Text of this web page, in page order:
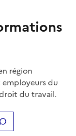
région
du
du travail.